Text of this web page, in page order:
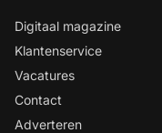
Digitaal magazine
Klantenservice
Vacatures
Contact
Adverteren